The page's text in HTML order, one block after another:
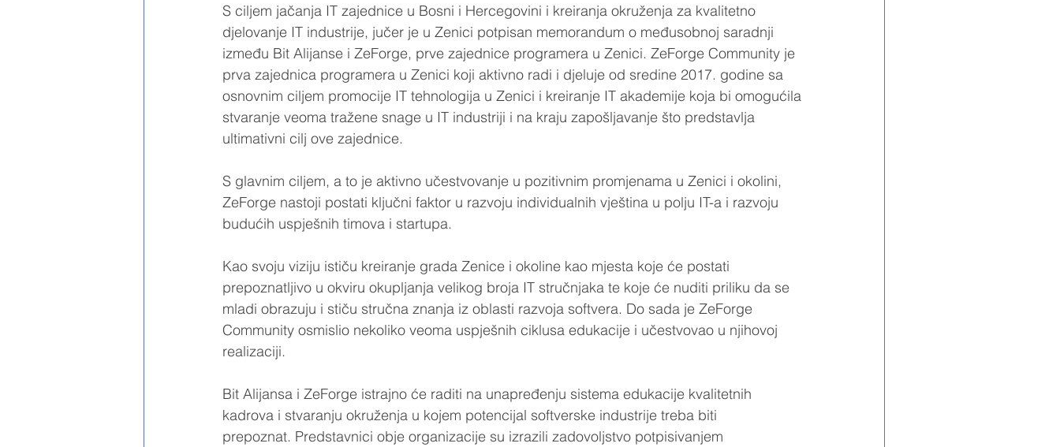
S ciljem jačanja IT zajednice u Bosni i Hercegovini i kreiranja okruženja za kvalitetno
djelovanje IT industrije, jučer je u Zenici potpisan memorandum o međusobnoj saradnji
između Bit Alijanse i ZeForge, prve zajednice programera u Zenici. ZeForge Community je
prva zajednica programera u Zenici koji aktivno radi i djeluje od sredine 2017. godine sa
osnovnim ciljem promocije IT tehnologija u Zenici i kreiranje IT akademije koja bi omogućila
stvaranje veoma tražene snage u IT industriji i na kraju zapošljavanje što predstavlja
ultimativni cilj ove zajednice.
S glavnim ciljem, a to je aktivno učestvovanje u pozitivnim promjenama u Zenici i okolini,
ZeForge nastoji postati ključni faktor u razvoju individualnih vještina u polju IT-a i razvoju
budućih uspješnih timova i startupa.
Kao svoju viziju ističu kreiranje grada Zenice i okoline kao mjesta koje će postati
prepoznatljivo u okviru okupljanja velikog broja IT stručnjaka te koje će nuditi priliku da se
mladi obrazuju i stiču stručna znanja iz oblasti razvoja softvera. Do sada je ZeForge
Community osmislio nekoliko veoma uspješnih ciklusa edukacije i učestvovao u njihovoj
realizaciji.
Bit Alijansa i ZeForge istrajno će raditi na unapređenju sistema edukacije kvalitetnih
kadrova i stvaranju okruženja u kojem potencijal softverske industrije treba biti
prepoznat. Predstavnici obje organizacije su izrazili zadovoljstvo potpisivanjem